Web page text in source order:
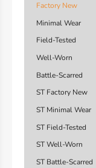
Factory New
Minimal Wear
Field-Tested
Well-Worn
Battle-Scarred
ST Factory New
ST Minimal Wear
ST Field-Tested
ST Well-Worn
ST Battle-Scarred